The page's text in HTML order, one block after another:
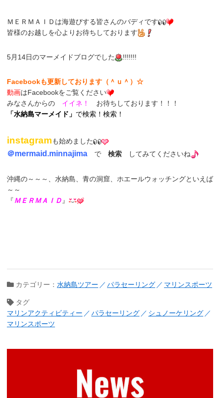
ＭＥＲＭＡＩＤは海遊びする皆さんのバディです
皆様のお越しを心よりお待ちしております
5月14日のマーメイドブログでした !!!!!!!
Facebookも更新しております（＾ｕ＾）☆
動画はFacebookをご覧ください
みなさんからの イイネ！
お待ちしております！！！
「水納島マーメイド 」 で検索！検索！
instagramも始めました
＠mermaid.minnajima で 検索 してみてくださいね
沖縄の～～～、水納島、青の洞窟、ホエールウォッチングといえば
～～
『ＭＥＲＭＡＩＤ 』
カテゴリー： 水納島ツアー パラセーリング マリンスポーツ
タグ
マリンアクティビティー
パラセーリング
シュノーケリング
マリンスポーツ